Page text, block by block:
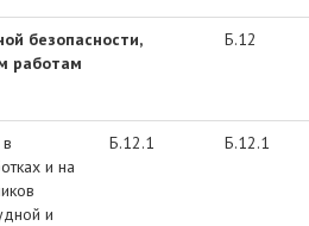
безопасности,
работам
Б.12
и на
и
Б.12.1 Б.12.1